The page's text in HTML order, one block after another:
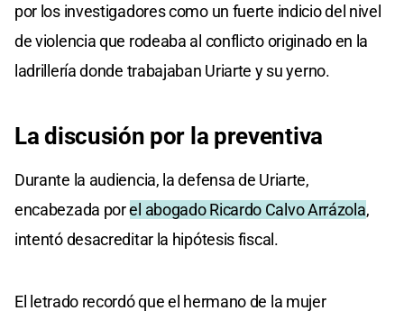
por los investigadores como un fuerte indicio del nivel
de violencia que rodeaba al conflicto originado en la
ladrillería donde trabajaban Uriarte y su yerno.
La discusión por la preventiva
Durante la audiencia, la defensa de Uriarte,
encabezada porel abogado Ricardo Calvo Arrázola,
intentó desacreditar la hipótesis fiscal.
El letrado recordó que el hermano de la mujer